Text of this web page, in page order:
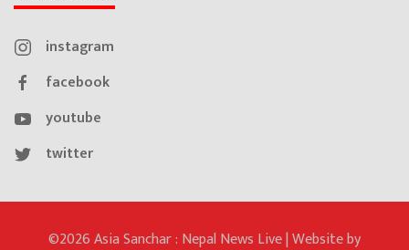
instagram
facebook
youtube
twitter
©2026 Asia Sanchar : Nepal News Live | Website by